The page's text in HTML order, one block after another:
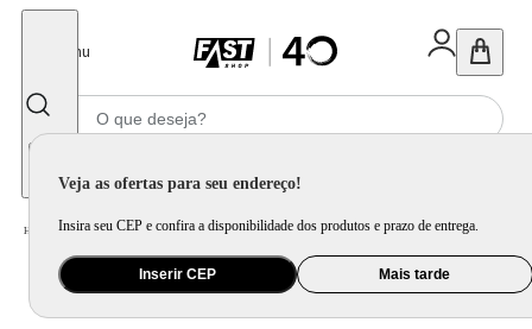
Menu
Veja as ofertas para seu endereço!
Insira seu CEP e confira a disponibilidade dos produtos e prazo de entrega.
Inserir CEP Mais tarde
Home Utilidade Doméstica Cozinha / Chá e Café